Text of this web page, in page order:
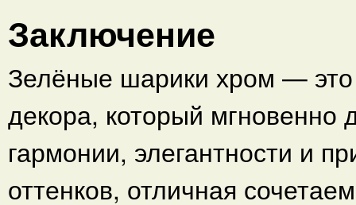
Заключение
Зелёные шарики хром —
декора, который мгновенно
гармонии, элегантности и
оттенков, отличная